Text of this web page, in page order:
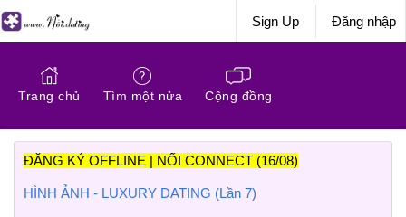
Sign Up Đăng nhập
Trang chủ Tìm một nửa Cộng đồng
ĐĂNG KÝ OFFLINE | NỐI CONNECT (16/08)
HÌNH ẢNH - LUXURY DATING (Lần 7)